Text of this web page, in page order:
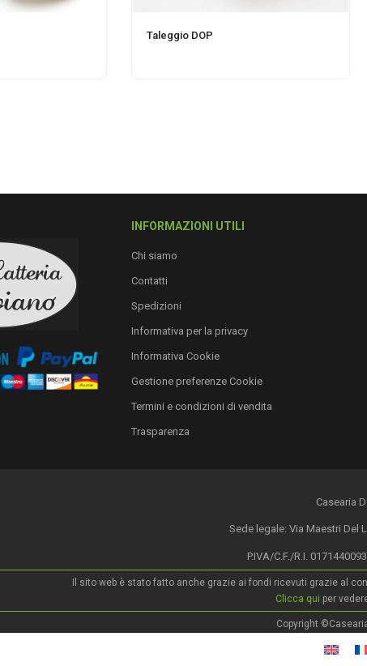
Taleggio DOP
INFORMAZIONI UTILI
Chi siamo
Contatti
Spedizioni
Informativa per la privacy
Informativa Cookie
Gestione preferenze Cookie
Termini e condizioni di vendita
Trasparenza
Casearia
Sede legale: Via Maestri Del
P.IVA/C.F./R.I.
Il sito web è stato fatto anche grazie ai fondi ricevuti grazie al
Clicca qui per
Copyright